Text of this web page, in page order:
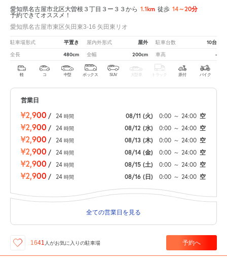
愛知県名古屋市北区大曽根３丁目３ー３３から 1.1km 徒歩 14～20分
予約できてオススメ！
愛知県名古屋市東区矢田東3-16 矢田東リオ
駐車場形式 平置き 屋内外形式 屋外 駐車台数 10台
全長 480cm 全幅 200cm 車高 -
軽 コ 中型 ボックス SUV 大型車 トラック 原付 バイク
営業日
¥2,900 / 24 時間 08/11 (火) 0:00 ～ 24:00 空
¥2,900 / 24 時間 08/12 (水) 0:00 ～ 24:00 空
¥2,900 / 24 時間 08/13 (木) 0:00 ～ 24:00 空
¥2,900 / 24 時間 08/14 (金) 0:00 ～ 24:00 空
¥2,900 / 24 時間 08/15 (土) 0:00 ～ 24:00 空
¥2,900 / 24 時間 08/16 (日) 0:00 ～ 24:00 空
全ての営業日を見る
1641 人がお気に入りの駐車場 予約へ